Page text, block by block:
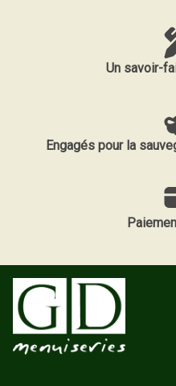
Un savoir-
Engagés pour la